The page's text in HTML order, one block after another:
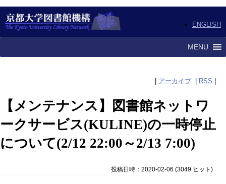
ENGLISH
MENU
アーカイブ RSS
【メンテナンス】図書館ネットワ
ークサービス(KULINE)の一時停止
について(2/12 22:00～2/13 7:00)
投稿日時：2020-02-06 (3049 ヒット )